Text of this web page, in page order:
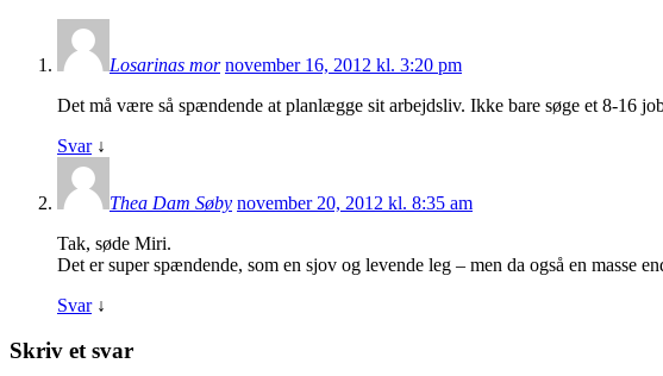
Losarinas mor november 16, 2012 kl. 3:20 pm
Det må være så spændende at planlægge sit arbejdsliv. Ikke bare søge et 8-16
Svar ↓
Thea Dam Søby november 20, 2012 kl. 8:35 am
Tak, søde Miri.
Det er super spændende, som en sjov og levende leg – men da også en masse
Svar ↓
Skriv et svar